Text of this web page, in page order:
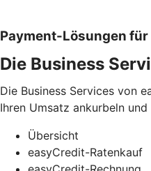
Payment-Lösungen für
Die Business
Die Business Services von
Ihren Umsatz ankurbeln
Übersicht
easyCredit-Ratenkauf